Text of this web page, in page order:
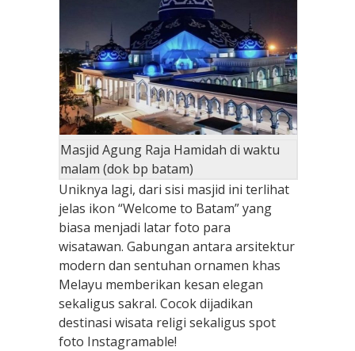
Masjid Agung Raja Hamidah di waktu
malam (dok bp batam)
Uniknya lagi, dari sisi masjid ini terlihat
jelas ikon “Welcome to Batam” yang
biasa menjadi latar foto para
wisatawan. Gabungan antara arsitektur
modern dan sentuhan ornamen khas
Melayu memberikan kesan elegan
sekaligus sakral. Cocok dijadikan
destinasi wisata religi sekaligus spot
foto Instagramable!